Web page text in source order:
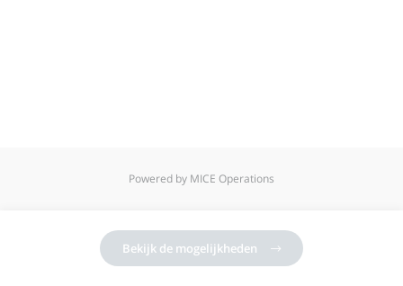
Powered by MICE Operations
Bekijk de mogelijkheden